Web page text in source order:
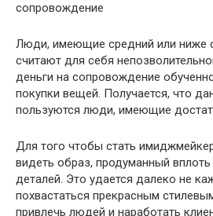
Люди, имеющие средний или ниже
считают для себя
деньги на сопровождение
покупки вещей. Получается, что
пользуются люди, имеющие
Для того чтобы стать
видеть образ, продуманный
деталей. Это удается далеко не
похвастаться прекрасным
привлечь людей и наработать